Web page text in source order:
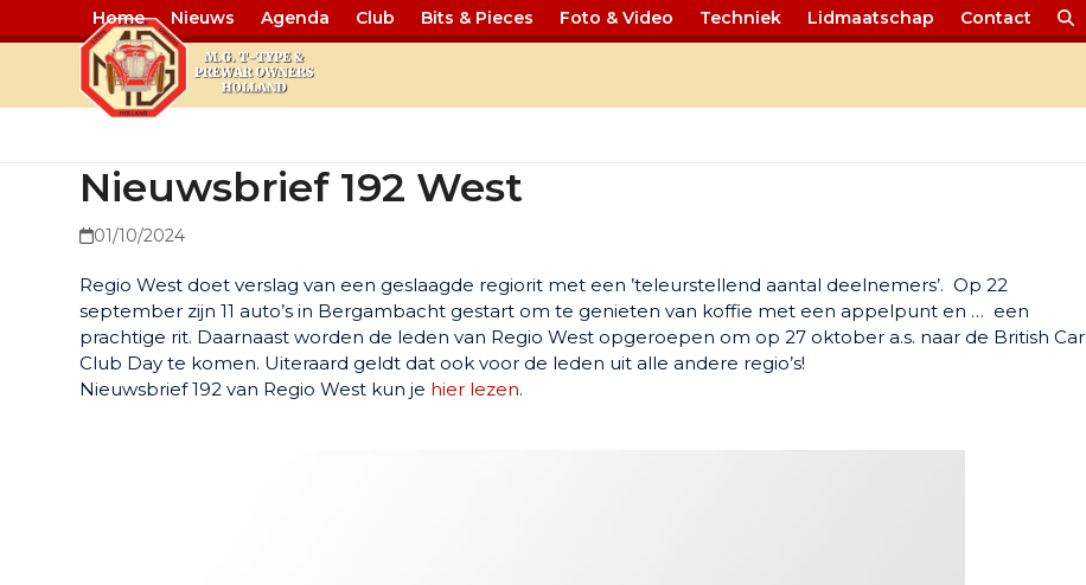
Home Nieuws Agenda Club Bits & Pieces Foto & Video Techniek Lidmaatschap Contact
Nieuwsbrief 192 West
01/10/2024
Regio West doet verslag van een geslaagde regiorit met een ’teleurstellend aantal deelnemers’. Op 22
september zijn 11 auto’s in Bergambacht gestart om te genieten van koffie met een appelpunt en … een
prachtige rit. Daarnaast worden de leden van Regio West opgeroepen om op 27 oktober a.s. naar de British Car
Club Day te komen. Uiteraard geldt dat ook voor de leden uit alle andere regio’s!
Nieuwsbrief 192 van Regio West kun je hier lezen.